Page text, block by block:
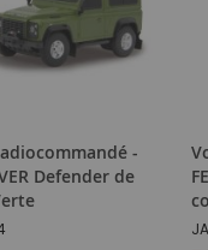
-
Defender de